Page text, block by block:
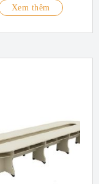
Xem thêm